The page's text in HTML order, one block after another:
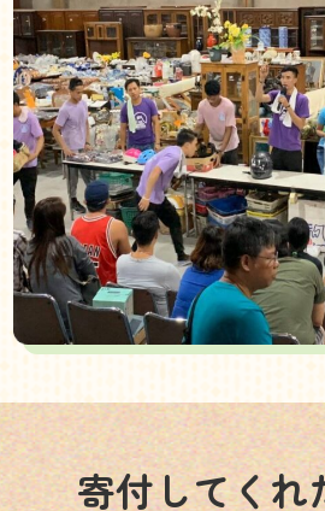
寄付してくれ